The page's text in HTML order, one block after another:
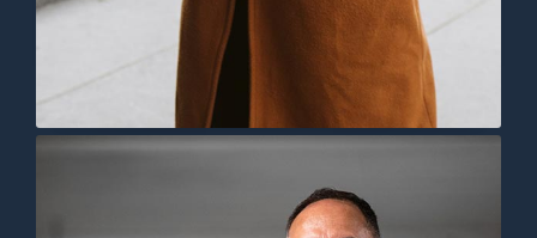
tellus, luctus nec ullamcorper mattis,
pulvinar dapibus leo.